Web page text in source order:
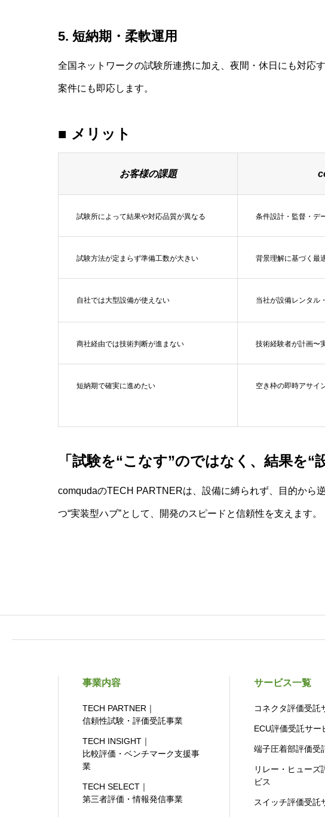
5. 短納期・柔軟運用
全国ネットワークの試験所連携に加え、夜間・休日にも対応
案件にも即応します。
■ メリット
お客様の課題
試験所によって結果や対応品質が異なる 条件設計・監督・デ
試験方法が定まらず準備工数が大きい 背景理解に基づく最
自社では大型設備が使えない 当社が設備レンタル
商社経由では技術判断が進まない 技術経験者が計画〜
短納期で確実に進めたい 空き枠の即時アサイ
「試験を“こなす”のではなく、結果を“
comqudaのTECH PARTNERは、設備に縛られず、目的から
つ“実装型ハブ”として、開発のスピードと信頼性を支えます。
事業内容
TECH PARTNER｜
信頼性試験・評価受託事業
TECH INSIGHT｜
比較評価・ベンチマーク支援事
業
TECH SELECT｜
第三者評価・情報発信事業
サービス一覧
コネクタ評価受託
ECU評価受託サー
端子圧着部評価受
リレー・ヒューズ
ビス
スイッチ評価受託